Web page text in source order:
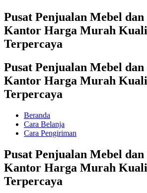
Pusat Penjualan Mebel
Kantor Harga Murah
Terpercaya
Pusat Penjualan Mebel
Kantor Harga Murah
Terpercaya
Beranda
Cara Belanja
Cara Pengiriman
Pusat Penjualan Mebel
Kantor Harga Murah
Terpercaya